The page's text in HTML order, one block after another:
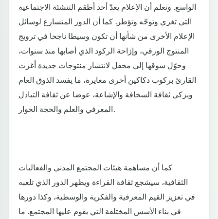
الواسع. ونعلم أن الإعلام يعدّ أحد أطقم التنشئة الاجتماعية
التي تغري وتوجّه وتؤطر. كما أن الدور المتسارع لوسائل
الإعلام الأخرى من شأنها أن تكون وسيطا ناجحا في ترويج
المنتوج الورقي، وإزاحة الركود الذي أصابها منذ سنوات،
وحوّل سوقها إلى محفل لانتشار منتوجات جديدة أغرت
القارئ بركوب دكاكين أخرى مغايرة، ما يفسد الذوق العام
ويزكي ثقافة السخافة والإشاعة، عوضا عن ثقافة التبادل
المعرفي والعلم والحجة الحوار.
كما أن مساهمة هيئات المجتمع المدني والفعاليات
الثقافية، سيشجع ثقافة القراءة ويظهر الدور الذي تلعبه
في تعزيز القيم المعرفية والفكرية والوسطية، وكذا دورها
في بناء الأسس المختلفة التي يقوم عليها المجتمع. ما